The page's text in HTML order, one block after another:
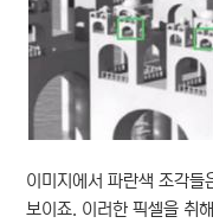
이미지에서 파란색 조각들
보이죠. 이러한 픽셀을 취